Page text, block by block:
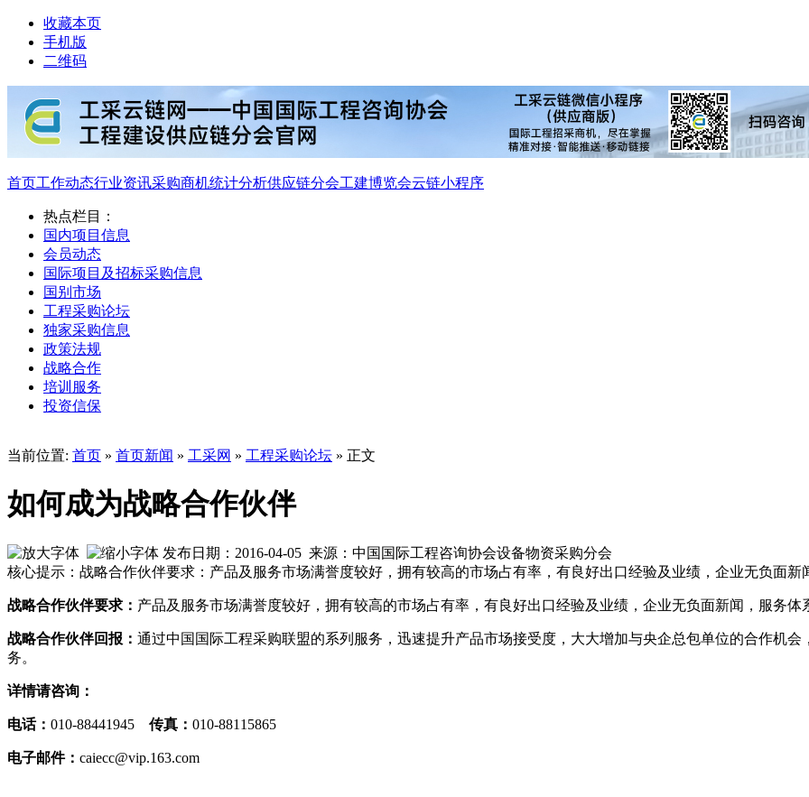
收藏本页
手机版
二维码
首页工作动态行业资讯采购商机统计分析供应链分会工建博览会云链小程序
热点栏目：
国内项目信息
会员动态
国际项目及招标采购信息
国别市场
工程采购论坛
独家采购信息
政策法规
战略合作
培训服务
投资信保
当前位置: 首页 » 首页新闻 » 工采网 » 工程采购论坛 » 正文
如何成为战略合作伙伴
发布日期：2016-04-05 来源：中国国际工程咨询协会设备物资采购分会
核心提示：战略合作伙伴要求：产品及服务市场满誉度较好，拥有较高的市场占有率，有良好出口经验及业绩，企业无负面新
战略合作伙伴要求： 产品及服务市场满誉度较好，拥有较高的市场占有率，有良好出口经验及业绩，企业无负面新闻，服务体
战略合作伙伴回报： 通过中国国际工程采购联盟的系列服务，迅速提升产品市场接受度，大大增加与央企总包单位的合作机会，
务。
详情请咨询：
电话： 010-88441945 传真： 010-88115865
电子邮件： caiecc@vip.163.com